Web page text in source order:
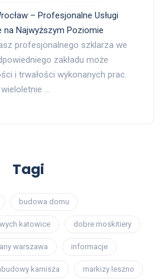
– Profesjonalne Usługi
na Najwyższym Poziomie
profesjonalnego szklarza we
zakładu może
i trwałości wykonanych prac.
…
Tagi
budowa domu
katowice dobre moskitiery
warszawa informacje
karnisza markizy leszno